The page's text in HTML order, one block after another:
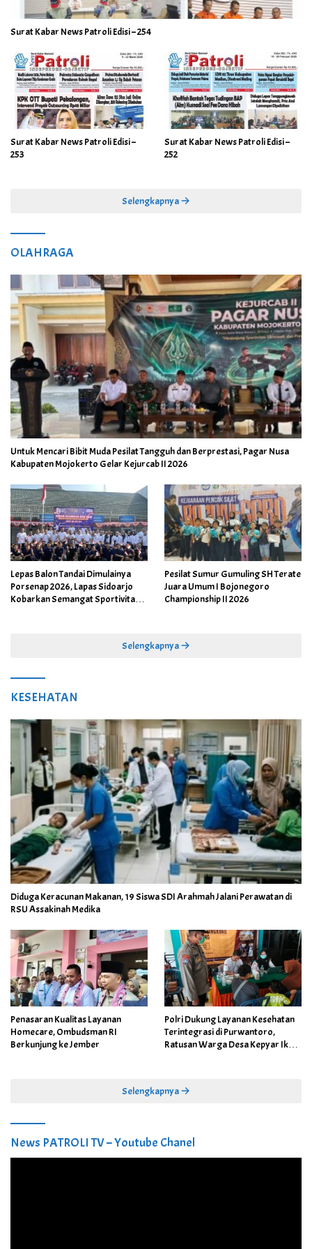
Surat Kabar News Patroli Edisi – 254
Surat Kabar News Patroli Edisi –
253
Surat Kabar News Patroli Edisi –
252
Selengkapnya
OLAHRAGA
Untuk Mencari Bibit Muda Pesilat Tangguh dan Berprestasi, Pagar Nusa
Kabupaten Mojokerto Gelar Kejurcab II 2026
Lepas Balon Tandai Dimulainya
Porsenap 2026, Lapas Sidoarjo
Kobarkan Semangat Sportivitas
Pesilat Sumur Gumuling SH Terate
Juara Umum I Bojonegoro
Championship II 2026
Selengkapnya
KESEHATAN
Diduga Keracunan Makanan, 19 Siswa SDI Arahmah Jalani Perawatan di
RSU Assakinah Medika
Penasaran Kualitas Layanan
Homecare, Ombudsman RI
Berkunjung ke Jember
Polri Dukung Layanan Kesehatan
Terintegrasi di Purwantoro,
Ratusan Warga Desa Kepyar Ikuti
Selengkapnya
News PATROLI TV – Youtube Chanel